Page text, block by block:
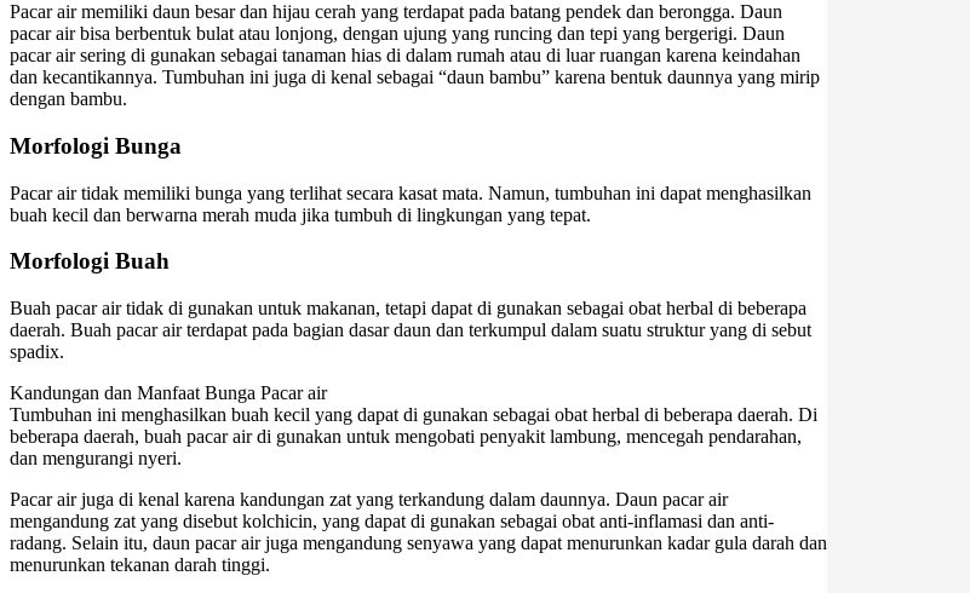
Pacar air memiliki daun besar dan hijau cerah yang terdapat pada batang pendek dan berongga. Daun
pacar air bisa berbentuk bulat atau lonjong, dengan ujung yang runcing dan tepi yang bergerigi. Daun
pacar air sering di gunakan sebagai tanaman hias di dalam rumah atau di luar ruangan karena keindahan
dan kecantikannya. Tumbuhan ini juga di kenal sebagai “daun bambu” karena bentuk daunnya yang mirip
dengan bambu.
Morfologi Bunga
Pacar air tidak memiliki bunga yang terlihat secara kasat mata. Namun, tumbuhan ini dapat menghasilkan
buah kecil dan berwarna merah muda jika tumbuh di lingkungan yang tepat.
Morfologi Buah
Buah pacar air tidak di gunakan untuk makanan, tetapi dapat di gunakan sebagai obat herbal di beberapa
daerah. Buah pacar air terdapat pada bagian dasar daun dan terkumpul dalam suatu struktur yang di sebut
spadix.
Kandungan dan Manfaat Bunga Pacar air
Tumbuhan ini menghasilkan buah kecil yang dapat di gunakan sebagai obat herbal di beberapa daerah. Di
beberapa daerah, buah pacar air di gunakan untuk mengobati penyakit lambung, mencegah pendarahan,
dan mengurangi nyeri.
Pacar air juga di kenal karena kandungan zat yang terkandung dalam daunnya. Daun pacar air
mengandung zat yang disebut kolchicin, yang dapat di gunakan sebagai obat anti-inflamasi dan anti-
radang. Selain itu, daun pacar air juga mengandung senyawa yang dapat menurunkan kadar gula darah dan
menurunkan tekanan darah tinggi.